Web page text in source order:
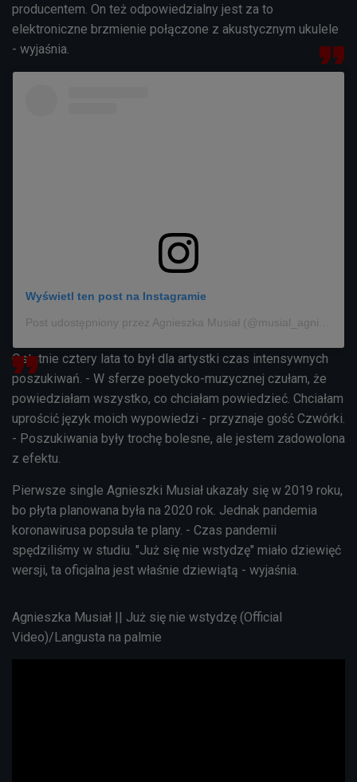
producentem. On też odpowiedzialny jest za to
elektroniczne brzmienie połączone z akustycznym ukulele
- wyjaśnia.
Wyświetl ten post na Instagramie
Ostatnie cztery lata to był dla artystki czas intensywnych
poszukiwań. - W sferze poetycko-muzycznej czułam, że
powiedziałam wszystko, co chciałam powiedzieć. Chciałam
uprościć język moich wypowiedzi - przyznaje gość Czwórki.
- Poszukiwania były trochę bolesne, ale jestem zadowolona
z efektu.
Pierwsze single Agnieszki Musiał ukazały się w 2019 roku,
bo płyta planowana była na 2020 rok. Jednak pandemia
koronawirusa popsuła te plany. - Czas pandemii
spędziliśmy w studiu. "Już się nie wstydzę" miało dziewięć
wersji, ta oficjalna jest właśnie dziewiątą - wyjaśnia.
Agnieszka Musiał || Już się nie wstydzę (Official
Video)/Langusta na palmie